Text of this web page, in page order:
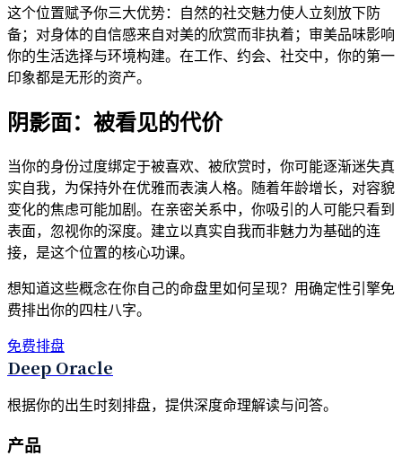
这个位置赋予你三大优势：自然的社交魅力使人立刻放下防
备；对身体的自信感来自对美的欣赏而非执着；审美品味影响
你的生活选择与环境构建。在工作、约会、社交中，你的第一
印象都是无形的资产。
阴影面：被看见的代价
当你的身份过度绑定于被喜欢、被欣赏时，你可能逐渐迷失真
实自我，为保持外在优雅而表演人格。随着年龄增长，对容貌
变化的焦虑可能加剧。在亲密关系中，你吸引的人可能只看到
表面，忽视你的深度。建立以真实自我而非魅力为基础的连
接，是这个位置的核心功课。
想知道这些概念在你自己的命盘里如何呈现？用确定性引擎免
费排出你的四柱八字。
免费排盘
Deep Oracle
根据你的出生时刻排盘，提供深度命理解读与问答。
产品